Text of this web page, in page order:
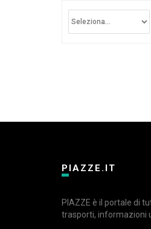
PIAZZE.IT
PIAZZE è il portale di
trasporti, informazioni